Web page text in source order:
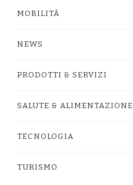
MOBILITÀ
NEWS
PRODOTTI & SERVIZI
SALUTE & ALIMENTAZIONE
TECNOLOGIA
TURISMO